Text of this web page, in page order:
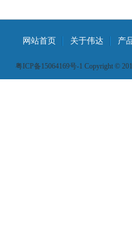
网站首页 关于伟达 产
粤ICP备15064169号-1 Copyright ©